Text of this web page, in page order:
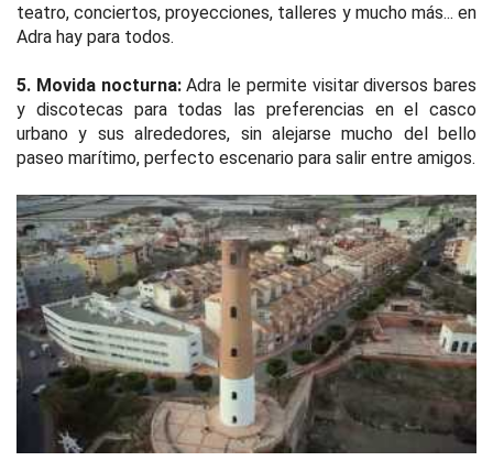
teatro, conciertos, proyecciones, talleres y mucho más... en
Adra hay para todos.
5. Movida nocturna:Adra le permite visitar diversos bares
y discotecas para todas las preferencias en el casco
urbano y sus alrededores, sin alejarse mucho del bello
paseo marítimo, perfecto escenario para salir entre amigos.